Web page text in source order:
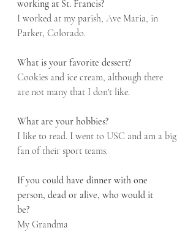
I worked at my parish, Ave Maria, in
Parker, Colorado.
Cookies and ice cream, although there
are not many that I don't like.
I like to read. I went to USC and am a big
fan of their sport teams.
If you could have dinner with one
person, dead or alive, who would it
My Grandma